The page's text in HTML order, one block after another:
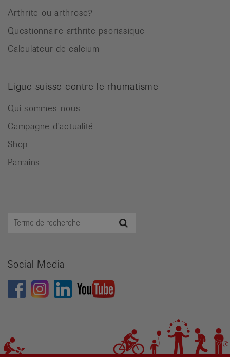
Arthrite ou arthrose?
Questionnaire arthrite psoriasique
Calculateur de calcium
Ligue suisse contre le rhumatisme
Qui sommes-nous
Campagne d'actualité
Shop
Parrains
Terme
Social Media